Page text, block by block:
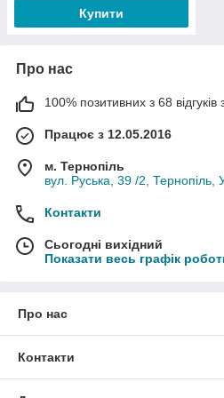
заявку на
зателефон
з нашим
м деталі
Приємні емоції —
Всі набори знаходяться в
оформити замовлення?
Купити
Про нас
100% позитивних з 68 відгуків
Працює з 12.05.2016
м. Тернопіль
вул. Руська, 39 /2, Тернопіль,
Контакти
Сьогодні вихідний
Показати весь графік
Про нас
Контакти